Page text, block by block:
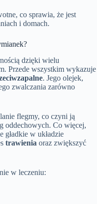
co sprawia, że jest
i domach.
dzięki wielu
Przede wszystkim wykazuje
. Jego olejek,
zwalczania zarówno
flegmy, co czyni ją
oddechowych. Co więcej,
gładkie w układzie
trawienia oraz zwiększyć
w leczeniu: